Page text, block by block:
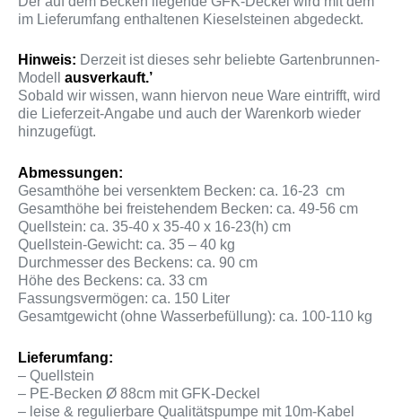
im Lieferumfang enthaltenen Kieselsteinen abgedeckt.
Hinweis: Derzeit ist dieses sehr beliebte Gartenbrunnen-
Modell ausverkauft.’
Sobald wir wissen, wann hiervon neue Ware eintrifft, wird
die Lieferzeit-Angabe und auch der Warenkorb wieder
hinzugefügt.
Abmessungen:
Gesamthöhe bei versenktem Becken: ca. 16-23 cm
Gesamthöhe bei freistehendem Becken: ca. 49-56 cm
Quellstein: ca. 35-40 x 35-40 x 16-23(h) cm
Quellstein-Gewicht: ca. 35 – 40 kg
Durchmesser des Beckens: ca. 90 cm
Höhe des Beckens: ca. 33 cm
Fassungsvermögen: ca. 150 Liter
Gesamtgewicht (ohne Wasserbefüllung): ca. 100-110 kg
Lieferumfang:
– Quellstein
– PE-Becken Ø 88cm mit GFK-Deckel
– leise & regulierbare Qualitätspumpe mit 10m-Kabel